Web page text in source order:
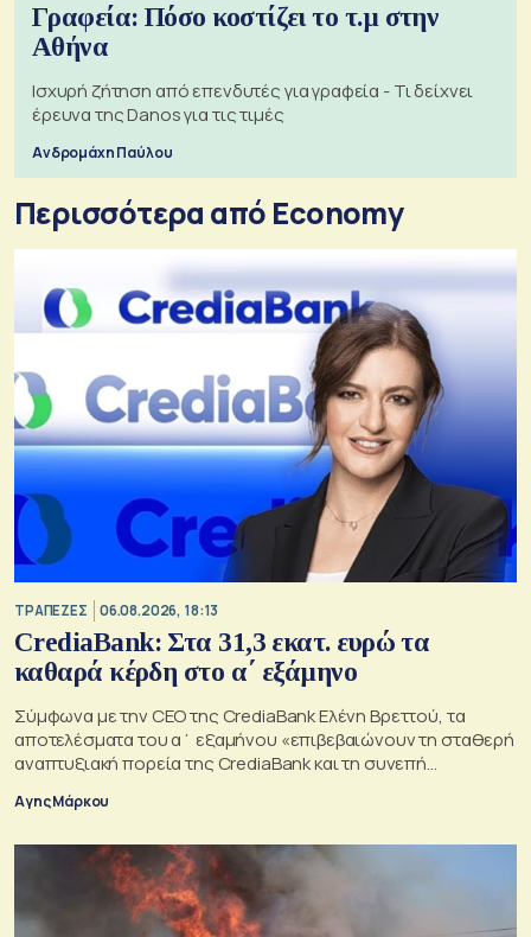
Γραφεία: Πόσο κοστίζει το τ.μ στην
Αθήνα
Ισχυρή ζήτηση από επενδυτές για γραφεία - Τι δείχνει
έρευνα της Danos για τις τιμές
Ανδρομάχη Παύλου
Περισσότερα από Economy
ΤΡΑΠΕΖΕΣ 06.08.2026, 18:13
CrediaBank: Στα 31,3 εκατ. ευρώ τα
καθαρά κέρδη στο α΄ εξάμηνο
Σύμφωνα με την CEO της CrediaBank Ελένη Βρεττού, τα
αποτελέσματα του α΄ εξαμήνου «επιβεβαιώνουν τη σταθερή
αναπτυξιακή πορεία της CrediaBank και τη συνεπή
Αγης Μάρκου